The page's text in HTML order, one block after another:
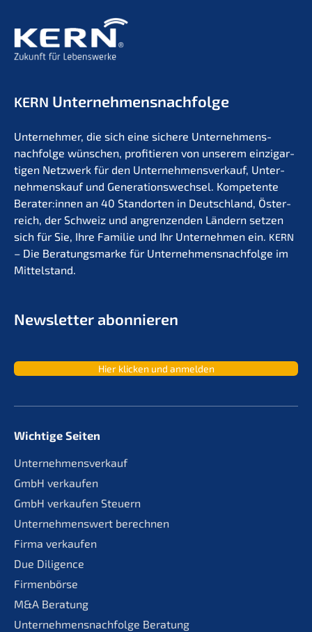
KERN Unternehmens­nachfolge
Unter­neh­mer, die sich eine siche­re Unternehmens­
nachfolge wünschen, profi­tie­ren von unserem einzig­ar­
ti­gen Netzwerk für den Unter­nehmens­verkauf, Unter­
nehmens­kauf und Generations­wechsel. Kompe­ten­te
Berater:innen an 40 Stand­or­ten in Deutsch­land, Öster­
reich, der Schweiz und angren­zen­den Ländern setzen
sich für Sie, Ihre Familie und Ihr Unter­neh­men ein. KERN
– Die Beratungs­mar­ke für Unternehmens­nachfolge im
Mittelstand.
Newslet­ter abonnieren
Hier klicken und anmelden
Wichtige Seiten
Unternehmensverkauf
GmbH verkaufen
GmbH verkaufen Steuern
Unternehmenswert berechnen
Firma verkaufen
Due Diligence
Firmenbörse
M&A Beratung
Unternehmensnachfolge Beratung